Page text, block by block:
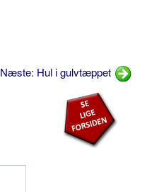
Næste: Hul i gulvtæppet